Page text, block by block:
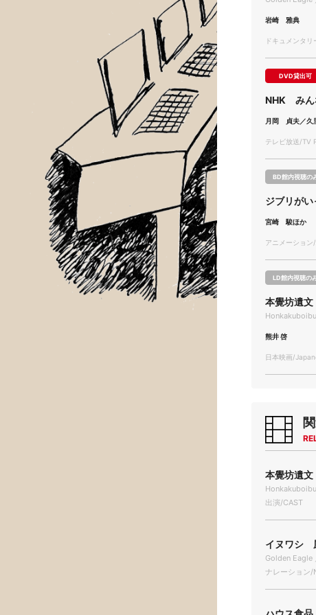
岩崎 雅典
ドキュメンタ
DVD貸出可
NHK みん
月岡 貞夫／久
テレビ放送/TV
BD館内視聴の
ジブリが
宮崎 駿ほか
アニメーショ
LD館内視聴の
本覺坊遺文
熊井 啓
日本映画/
本覺坊遺
出演/CAST
イヌワシ
Golden
ナレーション